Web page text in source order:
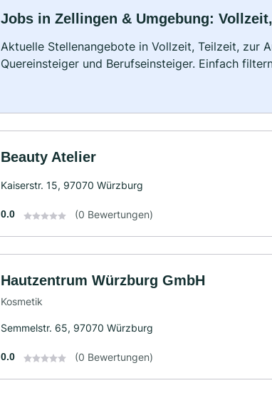
Jobs in Zellingen & Umgebung:
Aktuelle Stellenangebote in Vollzeit, Teilzeit, zur
Quereinsteiger und Berufseinsteiger. Einfach
Beauty Atelier
Kaiserstr. 15, 97070 Würzburg
0.0 (0 Bewertungen)
Hautzentrum Würzburg GmbH
Kosmetik
Semmelstr. 65, 97070 Würzburg
0.0 (0 Bewertungen)